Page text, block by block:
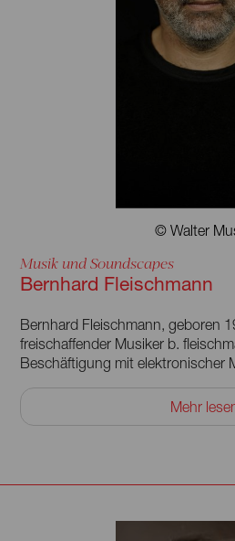
© Walter
Musik und Soundscapes
Bernhard Fleischmann
Bernhard Fleischmann, geboren
freischaffender Musiker b.
Beschäftigung mit elektronischer
1999 veröffentlicht er auf den
und »charhizma« sein Debut »pop
Mehr